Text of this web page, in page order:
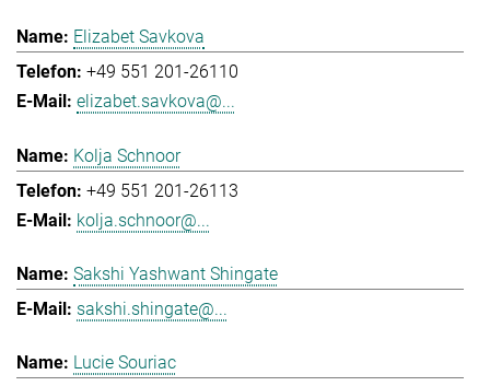
Elizabet Savkova
+49 551 201-26110
elizabet.savkova@...
Kolja Schnoor
+49 551 201-26113
kolja.schnoor@...
Sakshi Yashwant Shingate
sakshi.shingate@...
Lucie Souriac